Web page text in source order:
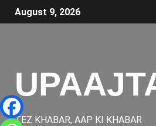
August 9, 2026
TEZ KHABAR, AAP KI KHABAR